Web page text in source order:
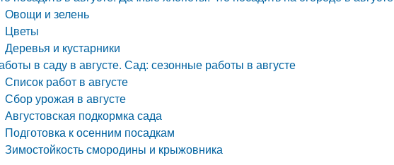
Овощи и зелень
Цветы
Деревья и кустарники
в саду в августе. Сад: сезонные работы в августе
Список работ в августе
Сбор урожая в августе
Августовская подкормка сада
Подготовка к осенним посадкам
Зимостойкость смородины и крыжовника